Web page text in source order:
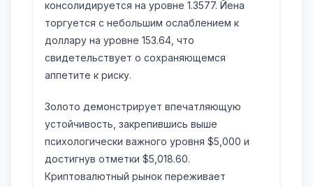
консолидируется на уровне 1.3577. Йена
торгуется с небольшим ослаблением к
доллару на уровне 153.64, что
свидетельствует о сохраняющемся
аппетите к риску.
Золото демонстрирует впечатляющую
устойчивость, закрепившись выше
психологически важного уровня $5,000 и
достигнув отметки $5,018.60.
Криптовалютный рынок переживает